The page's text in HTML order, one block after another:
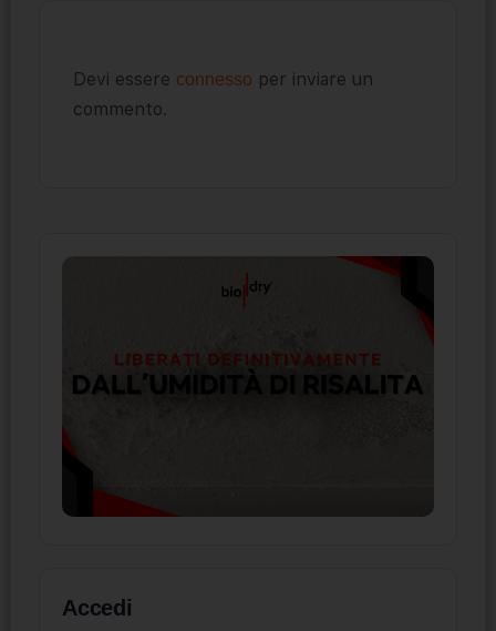
Devi essere connesso per inviare un
commento.
Accedi